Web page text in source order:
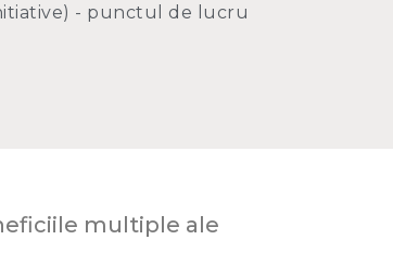
- punctul de lucru
multiple ale